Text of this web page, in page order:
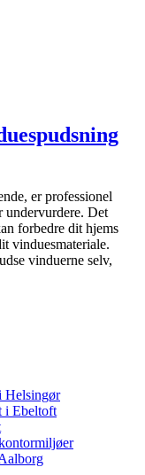
er professionel
undervurdere. Det
forbedre dit hjems
vinduesmateriale.
vinduerne selv,
Helsingør
i Ebeltoft